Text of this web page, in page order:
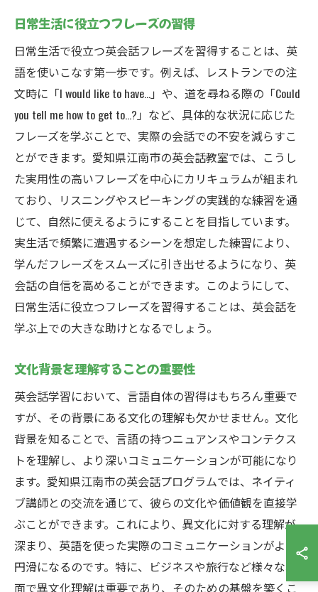
日常生活に役立つフレーズの習得
日常生活で役立つ英会話フレーズを習得することは、英
語を使いこなす第一歩です。例えば、レストランでの注
文時に「I would like to have...」や、道を尋ねる際の「Could
you tell me how to get to...?」など、具体的な状況に応じた
フレーズを学ぶことで、実際の会話での不安を減らすこ
とができます。愛知県江南市の英会話教室では、こうし
た実用性の高いフレーズを中心にカリキュラムが組まれ
ており、リスニングやスピーキングの実践的な練習を通
じて、自然に使えるようにすることを目指しています。
実生活で頻繁に遭遇するシーンを想定した練習により、
学んだフレーズをスムーズに引き出せるようになり、英
会話の自信を高めることができます。このようにして、
日常生活に役立つフレーズを習得することは、英会話を
学ぶ上での大きな助けとなるでしょう。
文化背景を理解することの重要性
英会話学習において、言語自体の習得はもちろん重要で
すが、その背景にある文化の理解も欠かせません。文化
背景を知ることで、言語の持つニュアンスやコンテクス
トを理解し、より深いコミュニケーションが可能になり
ます。愛知県江南市の英会話プログラムでは、ネイティ
ブ講師との交流を通じて、彼らの文化や価値観を直接学
ぶことができます。これにより、異文化に対する理解が
深まり、英語を使った実際のコミュニケーションがより
円滑になるのです。特に、ビジネスや旅行など様々な場
面で異文化理解は重要であり、そのための基盤を築くこ